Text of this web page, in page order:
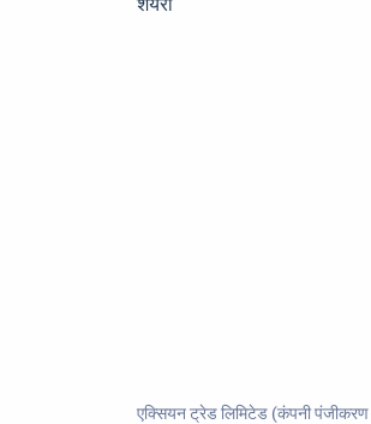
एक्सियन ट्रेड लिमिटेड (कंपनी